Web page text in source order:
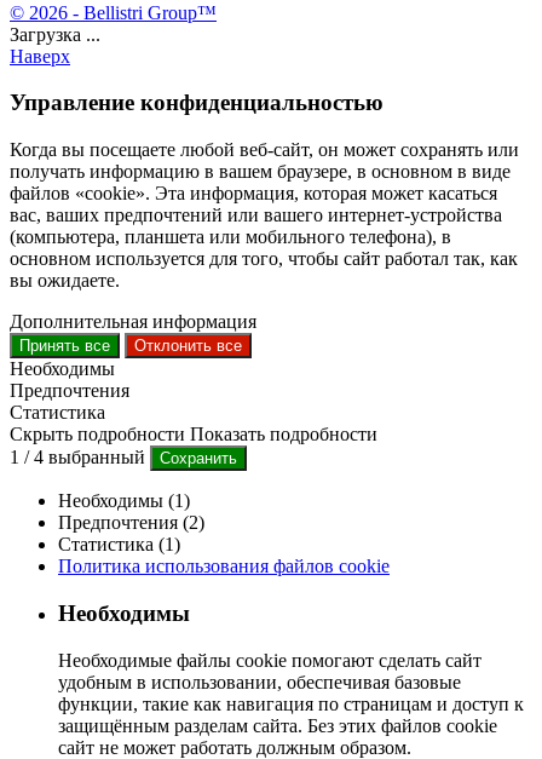
© 2026 - Bellistri Group™
Загрузка ...
Наверх
Управление конфиденциальностью
Когда вы посещаете любой веб-сайт, он может сохранять или
получать информацию в вашем браузере, в основном в виде
файлов «cookie». Эта информация, которая может касаться
вас, ваших предпочтений или вашего интернет-устройства
(компьютера, планшета или мобильного телефона), в
основном используется для того, чтобы сайт работал так, как
вы ожидаете.
Дополнительная информация
Принять все Отклонить все
Необходимы
Предпочтения
Статистика
Скрыть подробности Показать подробности
1 /4 выбранный Сохранить
Необходимы (1)
Предпочтения (2)
Статистика (1)
Политика использования файлов cookie
Необходимы
Необходимые файлы cookie помогают сделать сайт
удобным в использовании, обеспечивая базовые
функции, такие как навигация по страницам и доступ к
защищённым разделам сайта. Без этих файлов cookie
сайт не может работать должным образом.